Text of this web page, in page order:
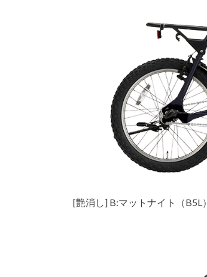
[艶消し] B:マットナイト（B5L）